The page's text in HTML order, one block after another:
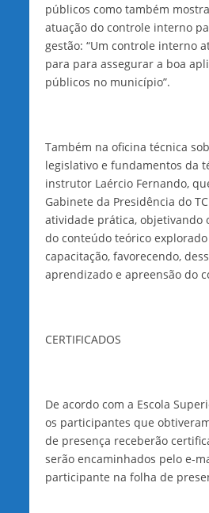
públicos como também
atuação do controle interno
gestão: “Um controle interno
para para assegurar a boa
públicos no município”.
Também na oficina técnica
legislativo e fundamentos da
instrutor Laércio Fernando,
Gabinete da Presidência do
atividade prática, objetivando
do conteúdo teórico
capacitação, favorecendo,
aprendizado e apreensão do
CERTIFICADOS
De acordo com a Escola
os participantes que
de presença receberão
serão encaminhados pelo e-
participante na folha de